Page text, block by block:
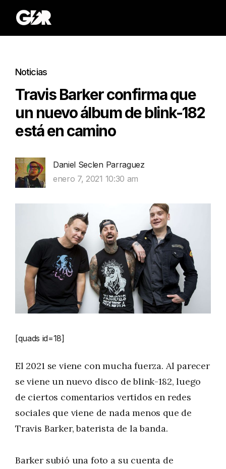
Noticias
Travis Barker confirma que
un nuevo álbum de blink-182
está en camino
Daniel Seclen Parraguez
enero 7, 2021 10:30 am
[quads id=18]
El 2021 se viene con mucha fuerza. Al parecer
se viene un nuevo disco de blink-182, luego
de ciertos comentarios vertidos en redes
sociales que viene de nada menos que de
Travis Barker, baterista de la banda.
Barker subió una foto a su cuenta de